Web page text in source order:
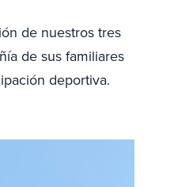
de nuestros tres
de sus familiares
deportiva.